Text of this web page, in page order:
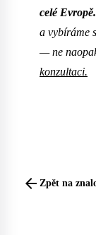
celé Evropě.
a vybíráme
— ne
konzultaci.
arrow_back Zpět na